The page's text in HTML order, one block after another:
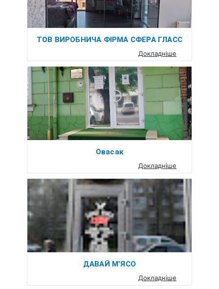
ТОВ ВИРОБНИЧА ФІРМА СФЕРА ГЛАСС
Докладніше
Овасак
Докладніше
ДАВАЙ МʼЯСО
Докладніше